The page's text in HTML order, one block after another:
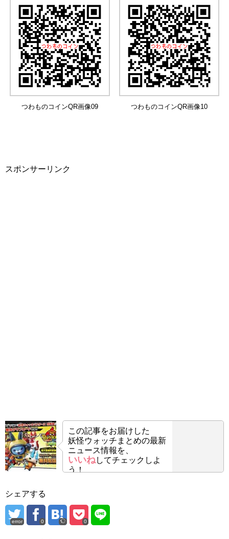
つわものコインQR画像09 つわものコインQR画像10
スポンサーリンク
この記事をお届けした
妖怪ウォッチまとめの最新
ニュース情報を、
いいねしてチェックしよ
う！
シェアする
error 0 0